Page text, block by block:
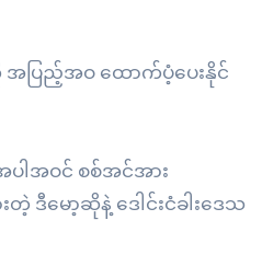
ပြည့်အဝ ထောက်ပံ့ပေးနိုင်
ါအဝင် စစ်အင်အား
မော့ဆိုနဲ့ ဒေါင်းငံခါးဒေသ